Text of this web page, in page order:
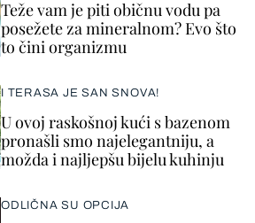
Teže vam je piti običnu vodu pa
posežete za mineralnom? Evo što
to čini organizmu
I TERASA JE SAN SNOVA!
U ovoj raskošnoj kući s bazenom
pronašli smo najelegantniju, a
možda i najljepšu bijelu kuhinju
ODLIČNA SU OPCIJA